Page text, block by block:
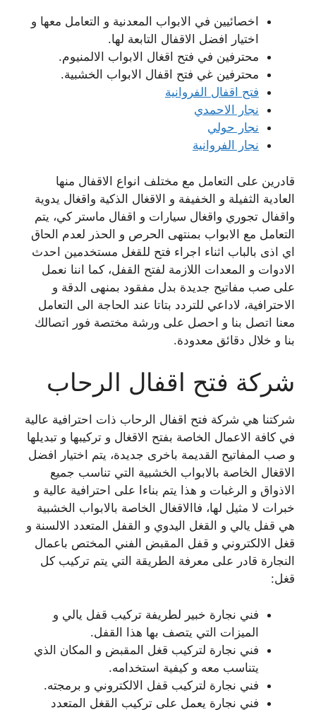
اخصائيين في الابواب المعدنية و التعامل معها و
اختيار افضل الاقفال التابعة لها.
محترفين في فتح اقغال الابواب الالمنيوم.
محترفين غي فتح اقفال الابواب الخشبية.
فتح اقفال الفروانية
نجار الاحمدي
نجار حولي
نجار الفروانية
قادرين على التعامل مع مختلف انواع الاقفال منها
العادية الثفيلة و الخفيفة و الاقغال الذكية واقغال يدوية
واقفال تجوري واقغال سيارات و اقفال ماستر كي، يتم
التعامل مع الابواب بمنتهى الحرص و الحذر لعدم الحاق
اي اذى بالباب اثناء اجراء فتح للقغل مستخدمين احدث
الادوات و المعدات اللازمة لفتح القفل، كما اننا نعمل
على صب مفاتيح جديدة بدل مفقود بمنهى الدقة و
الاحترافية، لاداعي للتردد بتاتا عند الحاجة الى التعامل
معنا اتصل بنا و احصل على ورشة مختصة فور اتصالك
بنا و خلال دقائق معدودة.
شركة فتح اقفال الرحاب
شركتنا هي شركة فتح اقفال الرحاب ذات احترافية عالية
في كافة الاعمال الخاصة بفتح الاقغال و تركيبها و تبديلها
و صب المفاتيح القديمة باخرى جديدة، يتم اختيار افضل
الاقغال الخاصة بالابواب الخشبية التي تناسب جميع
الاذواق و الرغبات و هذا يتم بناءا على احترافية عالية و
خبرات لا مثيل لها، فاالاقغال الخاصة بالابواب الخشبية
هي قفل يالي و القغل اليدوي و القفل المتعدد الالسنة و
قغل الالكتروني و قفل المقبض الفني المختص باعمال
النجارة قادر على معرفة الطريقة التي يتم تركيب كل
قغل:
فني نجارة خبير لطريفة تركيب قفل يالي و
الميزات التي يتصف بها هذا القفل.
فني نجارة لتركيب قغل المقبض و المكان الذي
يتناسب معه و كيفية استخدامه.
فني نجارة لتركيب قفل الالكتروني و برمجته.
فني نجارة يعمل على تركيب القغل المتعدد